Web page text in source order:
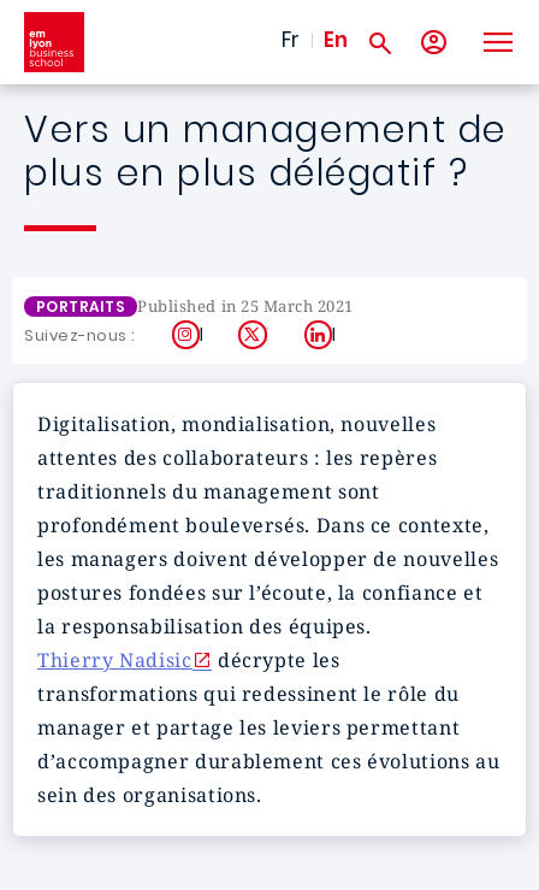
Skip to main content
Fr En
Vers un management de
plus en plus délégatif ?
PORTRAITS Published in 25 March 2021
Suivez-nous : Instagram
X LinkedIn
Digitalisation, mondialisation, nouvelles
attentes des collaborateurs : les repères
traditionnels du management sont
profondément bouleversés. Dans ce contexte,
les managers doivent développer de nouvelles
postures fondées sur l’écoute, la confiance et
la responsabilisation des équipes.
Thierry Nadisic
décrypte les
transformations qui redessinent le rôle du
manager et partage les leviers permettant
d’accompagner durablement ces évolutions au
sein des organisations.